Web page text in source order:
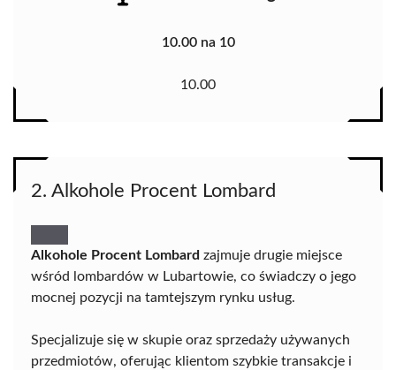
10.00 na 10
10.00
2. Alkohole Procent Lombard
Alkohole Procent Lombard zajmuje drugie miejsce
wśród lombardów w Lubartowie, co świadczy o jego
mocnej pozycji na tamtejszym rynku usług.
Specjalizuje się w skupie oraz sprzedaży używanych
przedmiotów, oferując klientom szybkie transakcje i